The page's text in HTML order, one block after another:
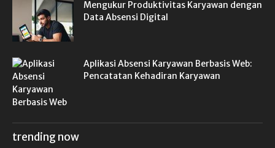
Mengukur Produktivitas Karyawan dengan
Data Absensi Digital
Aplikasi Absensi Karyawan Berbasis Web:
Pencatatan Kehadiran Karyawan
trending now